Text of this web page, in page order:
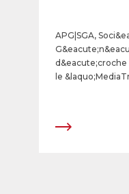
APG|SGA,
d&eacute;croche
le
traitement des